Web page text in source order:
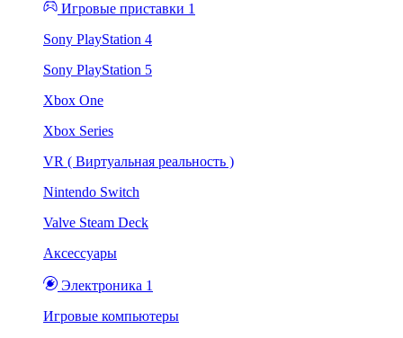
Игровые приставки 1
Sony PlayStation 4
Sony PlayStation 5
Xbox One
Xbox Series
VR ( Виртуальная реальность )
Nintendo Switch
Valve Steam Deck
Аксессуары
Электроника 1
Игровые компьютеры